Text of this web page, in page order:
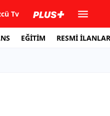
Tv
EĞİTİM RESMİ İLANLAR